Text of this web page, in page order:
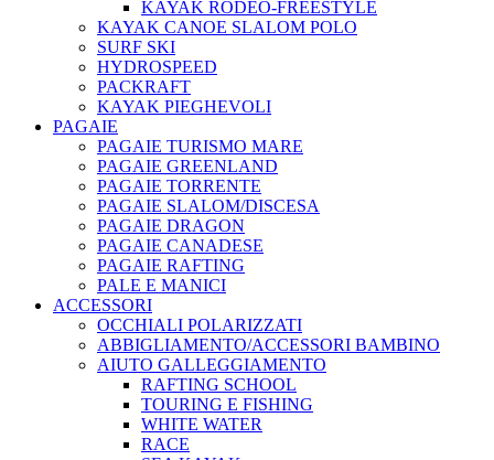
KAYAK RODEO-FREESTYLE
KAYAK CANOE SLALOM POLO
SURF SKI
HYDROSPEED
PACKRAFT
KAYAK PIEGHEVOLI
PAGAIE
PAGAIE TURISMO MARE
PAGAIE GREENLAND
PAGAIE TORRENTE
PAGAIE SLALOM/DISCESA
PAGAIE DRAGON
PAGAIE CANADESE
PAGAIE RAFTING
PALE E MANICI
ACCESSORI
OCCHIALI POLARIZZATI
ABBIGLIAMENTO/ACCESSORI BAMBINO
AIUTO GALLEGGIAMENTO
RAFTING SCHOOL
TOURING E FISHING
WHITE WATER
RACE